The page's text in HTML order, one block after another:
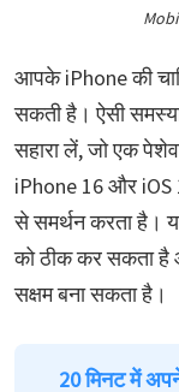
आपके iPhone की
सकती है। ऐसी
सहारा लें, जो एक
iPhone 16 और
से समर्थन करता है।
को ठीक कर सकता है
सक्षम बना सकता है।
20 मिनट में